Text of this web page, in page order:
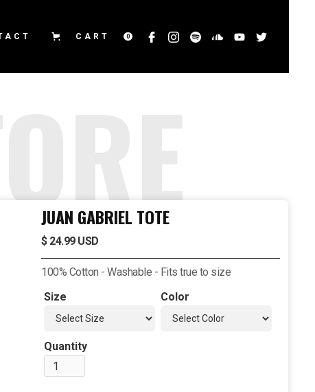
CART 0
JUAN GABRIEL TOTE
$ 24.99 USD
100% Cotton - Washable - Fits true to size
Size
Color
Quantity